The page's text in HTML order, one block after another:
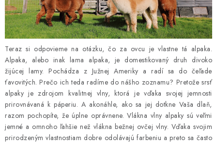
Teraz si odpovieme na otázku, čo za ovcu je vlastne tá alpaka.
Alpaka, alebo inak lama alpaka, je domestikovaný druh divoko
žijúcej lamy. Pochádza z Južnej Ameriky a radí sa do čeľade
ťavovitých. Prečo ich teda radíme do nášho zoznamu? Pretože srsť
alpaky je zdrojom kvalitnej vlny, ktorá je vďaka svojej jemnosti
prirovnávaná k páperiu. A akonáhle, ako sa jej dotkne Vaša dlaň,
razom pochopíte, že úplne oprávnene. Vlákna vlny alpaky sú veľmi
jemné a omnoho ľahšie než vlákna bežnej ovčej vlny. Vďaka svojim
prirodzeným vlastnostiam dobre odolávajú farbeniu a preto sa často